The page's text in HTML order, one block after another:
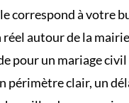
correspond à votre
réel autour de la
pour un mariage
périmètre clair, un